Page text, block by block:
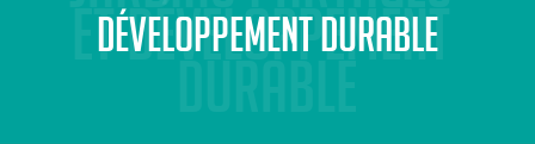
et Développement
Développement Durable